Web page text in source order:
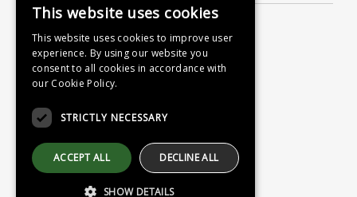
Terms of delivery
Instructions
Privacy Policy
Accessibility Statement
FINNISH
SWEDISH
ENGLISH
This website uses cookies
This website uses cookies to improve user
experience. By using our website you
consent to all cookies in accordance with
our Cookie Policy.
STRICTLY NECESSARY
ACCEPT ALL DECLINE ALL
SHOW DETAILS